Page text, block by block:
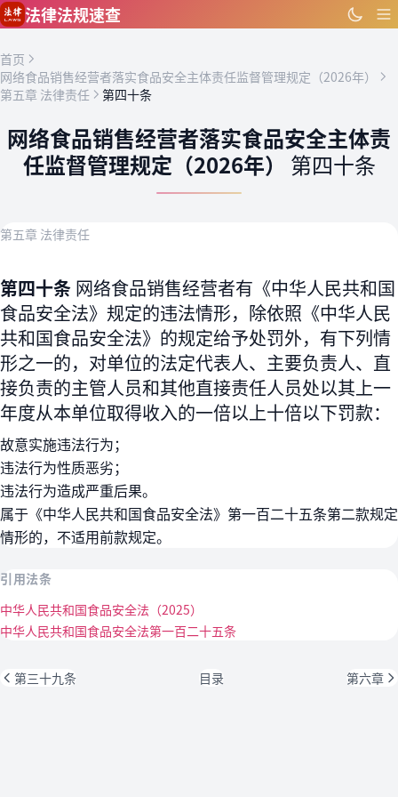
跳到主要内容
法律法规速查
首页
网络食品销售经营者落实食品安全主体责任监督管理规定（2026年）
第五章 法律责任
第四十条
网络食品销售经营者落实食品安全主体责
任监督管理规定（2026年） 第四十条
第五章 法律责任
第四十条 网络食品销售经营者有《中华人民共和国
食品安全法》规定的违法情形，除依照《中华人民
共和国食品安全法》的规定给予处罚外，有下列情
形之一的，对单位的法定代表人、主要负责人、直
接负责的主管人员和其他直接责任人员处以其上一
年度从本单位取得收入的一倍以上十倍以下罚款：
故意实施违法行为；
违法行为性质恶劣；
违法行为造成严重后果。
属于《中华人民共和国食品安全法》第一百二十五条第二款规定
情形的，不适用前款规定。
引用法条
中华人民共和国食品安全法（2025）
中华人民共和国食品安全法第一百二十五条
第三十九条 目录 第六章